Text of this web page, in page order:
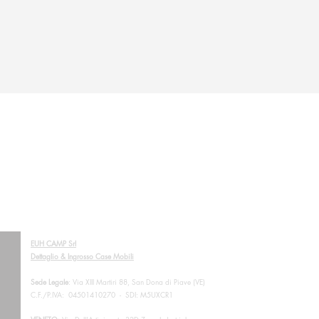
EUH CAMP Srl
Dettaglio & Ingrosso Case Mobili
Sede Legale: Via XIII Martiri 88, San Dona di Piave (VE)
C.F./P.IVA: 04501410270 - SDI: M5UXCR1